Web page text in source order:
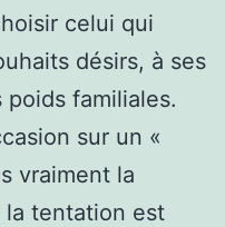
celui qui
désirs, à ses
familiales.
sur un «
vraiment la
la tentation est